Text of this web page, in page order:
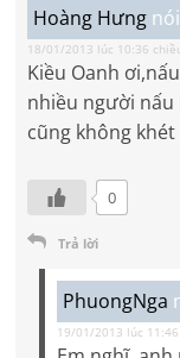
Hoàng Hưng
18/01/2013 lúc 10:36
Kiều Oanh
nhiều người nấu
cũng không
0
Trả lời
PhuongNga
19/01/2013 lúc